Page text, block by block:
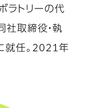
ラトリーの代
社取締役・執
就任。2021年